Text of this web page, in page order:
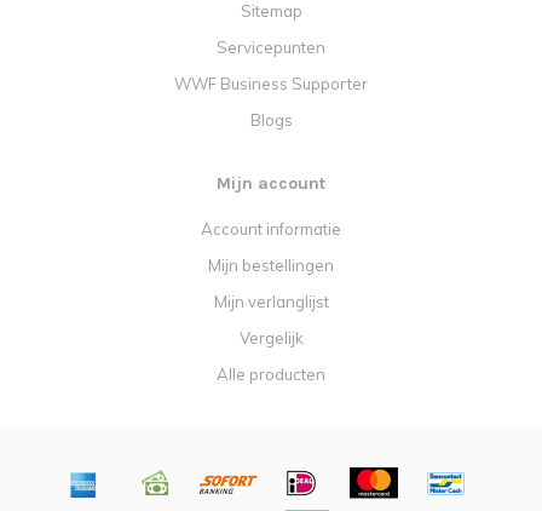
Sitemap
Servicepunten
WWF Business Supporter
Blogs
Mijn account
Account informatie
Mijn bestellingen
Mijn verlanglijst
Vergelijk
Alle producten